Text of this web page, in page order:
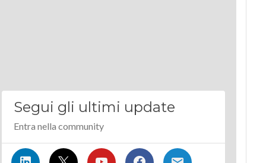
Segui gli ultimi update
Entra nella community